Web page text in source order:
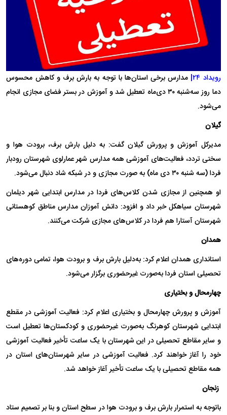
رویداد ۲۴|
مدارس برخی استان‌ها با توجه به بارش برف و کاهش محسوس
دما روز سه‌شنبه ۳۰ دی‌ماه تعطیل شد و آموزش در بستر فضای مجازی انجام
می‌شود.
گیلان
مدیرکل آموزش و پرورش گیلان گفت: به دلیل بارش برف، برودت هوا و
سختی تردد، فعالیت‌های آموزشی همه مدارس شهر عمارلوی شهرستان رودبار
فردا (سه شنبه ۳۰ دی ماه) به صورت مجازی و در شبکه شاد دنبال می‌شود.
او همچنین از مجازی شدن کلاس‌های فردا در مدارس ابتدایی شهر دیلمان
شهرستان سیاهکل خبر داد و افزود: دانش آموزان مدارس مناطق کوهستانی
شهرستان آستارا هم فردا در کلاس‌های مجازی شرکت می‌کنند.
همدان
استانداری همدان اعلام کرد: به‌دلیل بارش برف و برودت هوا، تمامی دوره‌های
تحصیلی استان فردا به‌صورت غیرحضوری برگزار می‌شود.
چهارمحال و بختیاری
آموزش و پرورش چهارمحال و بختیاری اعلام کرد: فعالیت آموزشی در مقطع
ابتدایی شهرستان کوهرنگ به‌صورت غیرحضوری و کودکستان‌ها تعطیل است
و سایر مقاطع تحصیلی در این شهرستان با یک ساعت تأخیر فعالیت آموزشی
خود را آغاز خواهند کرد. فعالیت آموزشی در سایر شهرستان‌های استان در
همه مقاطع تحصیلی با یک ساعت تأخیر آغاز خواهد شد.
زنجان
باتوجه به استمرار بارش برف و برودت هوا در سطح استان و بنا بر تصمیم ستاد